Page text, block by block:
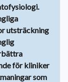
utsträckning
för kliniker
som